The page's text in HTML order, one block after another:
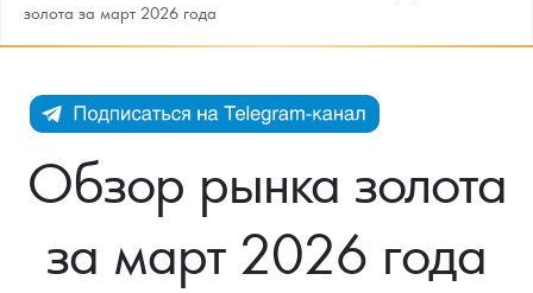
Каталог Монет
Инвестиционные монеты
Памятные монеты России и СССР
Монеты и жетоны ЗМД
Инфо
Как сделать заказ
Доставка
золота за март 2026 года
Обзор рынка золота
за март 2026 года